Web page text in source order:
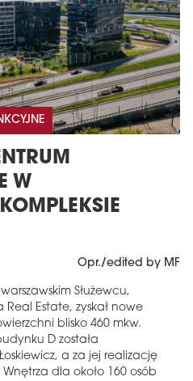
W
Opr./edited by MF
Służewcu,
Estate, zyskał nowe
blisko 460 mkw.
D została
a za jej realizację
dla około 160 osób